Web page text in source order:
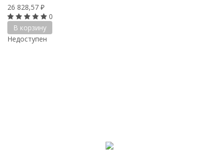
26 828,57 ₽
0
В корзину
Недоступен